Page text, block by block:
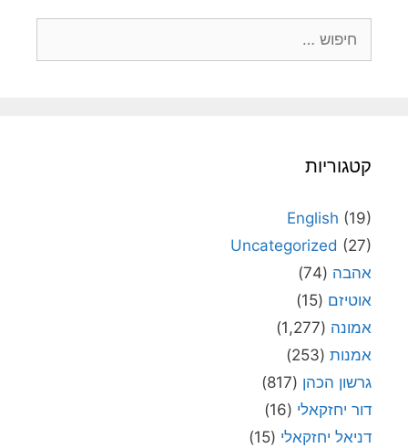
קטגוריות
English (19)
Uncategorized (27)
אהבה (74)
אוטיזם (15)
אמונה (1,277)
אמנות (253)
גרשון הכהן (817)
דור יחזקאלי (16)
דניאל יחזקאלי (15)